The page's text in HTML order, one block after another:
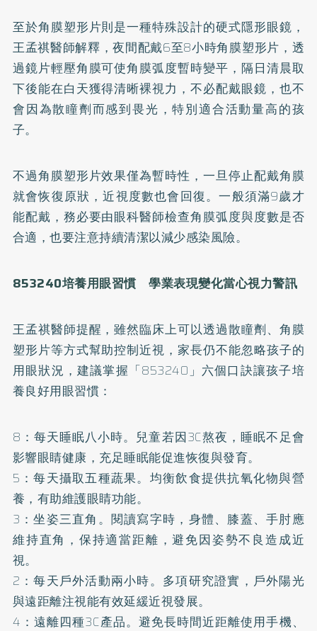
至於角膜塑形片則是一種特殊設計的硬式隱形眼鏡，
王孟祺醫師解釋，夜間配戴6至8小時角膜塑形片，透
過鏡片輕壓角膜可使角膜弧度暫時變平，隔日清晨取
下後能在白天獲得清晰裸視力，不必配戴眼鏡，也不
會因為散瞳劑而感到畏光，特別適合活動量高的孩
子。
不過角膜塑形片效果僅為暫時性，一旦停止配戴角膜
就會恢復原狀，近視度數也會回復。一般須滿9歲才
能配戴，務必要由眼科醫師檢查角膜弧度與度數是否
合適，也要注意持續清潔以減少感染風險。
853240培養用眼習慣 學業表現變化當心視力警訊
王孟祺醫師提醒，雖然臨床上可以透過散瞳劑、角膜
塑形片等方式幫助控制近視，家長仍不能忽略孩子的
用眼狀況，建議掌握「853240」六個口訣讓孩子培
養良好用眼習慣：
8：每天睡眠八小時。兒童若因3C熬夜，睡眠不足會
影響眼睛健康，充足睡眠能促進恢復與發育。
5：每天攝取五種蔬果。均衡飲食提供抗氧化物與營
養，有助維護眼睛功能。
3：坐姿三直角。閱讀寫字時，身體、膝蓋、手肘應
維持直角，保持適當距離，避免因姿勢不良造成近
視。
2：每天戶外活動兩小時。多項研究證實，戶外陽光
與遠距離注視能有效延緩近視發展。
4：遠離四種3C產品。避免長時間近距離使用手機、